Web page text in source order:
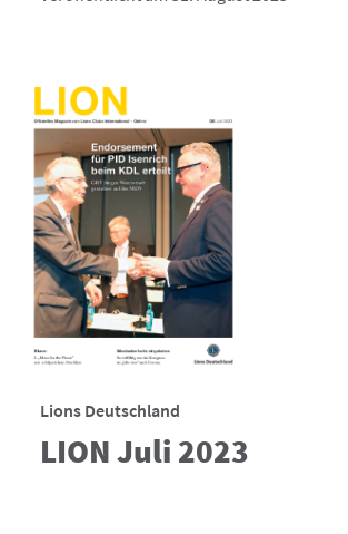
Lions Deutschland
LION Juli 2023